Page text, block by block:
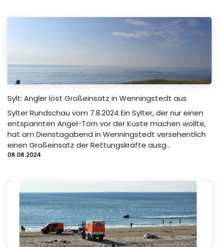
Sylt: Angler löst Großeinsatz in Wenningstedt aus
Sylter Rundschau vom 7.8.2024 Ein Sylter, der nur einen
entspannten Angel-Törn vor der Küste machen wollte,
hat am Dienstagabend in Wenningstedt versehentlich
einen Großeinsatz der Rettungskräfte ausg...
08.08.2024